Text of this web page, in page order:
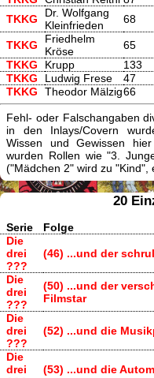
TKKG
Dr. Wolfgang
Kleinfrieden
68
TKKG
Friedhelm
Kröse
65
TKKG
Krupp 133
TKKG
Ludwig Frese 47
TKKG
Theodor Mälzig66
Fehl- oder Falschangaben
in den Inlays/Covern
Wissen und Gewissen
wurden Rollen wie "3.
("Mädchen 2" wird zu "Kind",
20
Serie Folge
Die
drei
???
(46) ...und der
Die
drei
???
(50) ...und der
Filmstar
Die
drei
???
(52) ...und die
Die
drei
(53) ...und die